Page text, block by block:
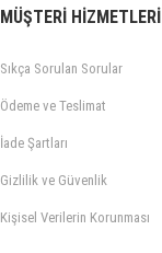
MÜŞTERİ HİZMETLERİ
Sıkça Sorulan Sorular
Ödeme ve Teslimat
İade Şartları
Gizlilik ve Güvenlik
Kişisel Verilerin Korunması